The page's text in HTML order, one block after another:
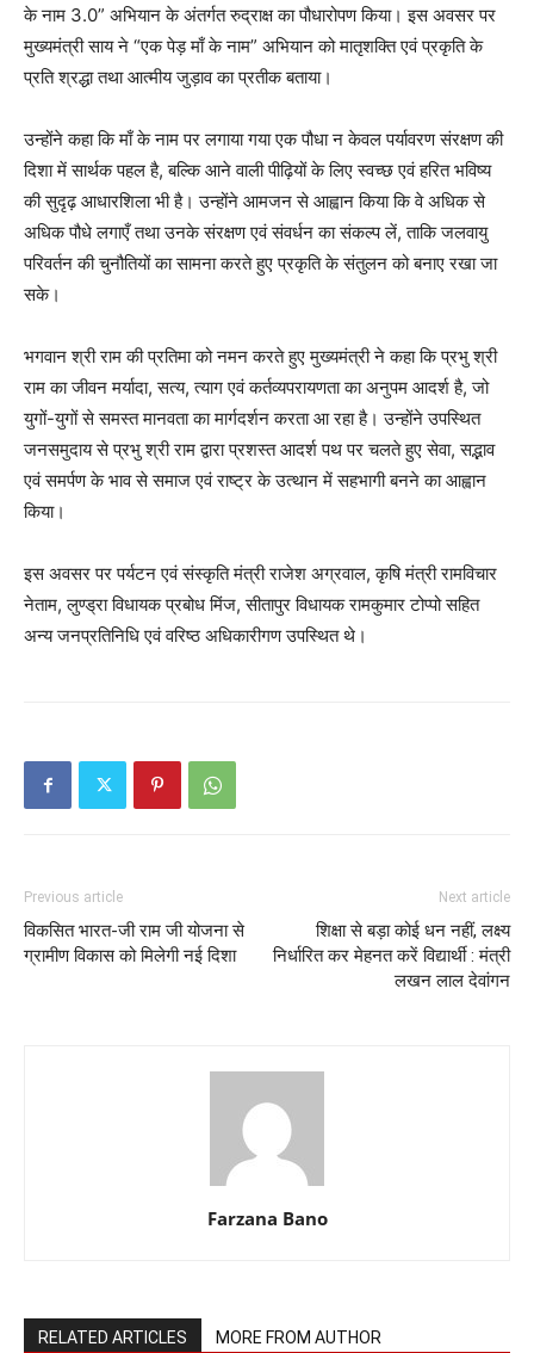
के नाम 3.0” अभियान के अंतर्गत रुद्राक्ष का पौधारोपण किया। इस अवसर पर
मुख्यमंत्री साय ने “एक पेड़ माँ के नाम” अभियान को मातृशक्ति एवं प्रकृति के
प्रति श्रद्धा तथा आत्मीय जुड़ाव का प्रतीक बताया।
उन्होंने कहा कि माँ के नाम पर लगाया गया एक पौधा न केवल पर्यावरण संरक्षण की
दिशा में सार्थक पहल है, बल्कि आने वाली पीढ़ियों के लिए स्वच्छ एवं हरित भविष्य
की सुदृढ़ आधारशिला भी है। उन्होंने आमजन से आह्वान किया कि वे अधिक से
अधिक पौधे लगाएँ तथा उनके संरक्षण एवं संवर्धन का संकल्प लें, ताकि जलवायु
परिवर्तन की चुनौतियों का सामना करते हुए प्रकृति के संतुलन को बनाए रखा जा
सके।
भगवान श्री राम की प्रतिमा को नमन करते हुए मुख्यमंत्री ने कहा कि प्रभु श्री
राम का जीवन मर्यादा, सत्य, त्याग एवं कर्तव्यपरायणता का अनुपम आदर्श है, जो
युगों-युगों से समस्त मानवता का मार्गदर्शन करता आ रहा है। उन्होंने उपस्थित
जनसमुदाय से प्रभु श्री राम द्वारा प्रशस्त आदर्श पथ पर चलते हुए सेवा, सद्भाव
एवं समर्पण के भाव से समाज एवं राष्ट्र के उत्थान में सहभागी बनने का आह्वान
किया।
इस अवसर पर पर्यटन एवं संस्कृति मंत्री राजेश अग्रवाल, कृषि मंत्री रामविचार
नेताम, लुण्ड्रा विधायक प्रबोध मिंज, सीतापुर विधायक रामकुमार टोप्पो सहित
अन्य जनप्रतिनिधि एवं वरिष्ठ अधिकारीगण उपस्थित थे।
Previous article
विकसित भारत-जी राम जी योजना से
ग्रामीण विकास को मिलेगी नई दिशा
Next article
शिक्षा से बड़ा कोई धन नहीं, लक्ष्य
निर्धारित कर मेहनत करें विद्यार्थी : मंत्री
लखन लाल देवांगन
Farzana Bano
RELATED ARTICLES MORE FROM AUTHOR